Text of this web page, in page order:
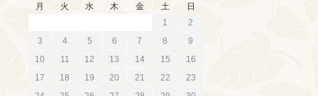
月 火 水 木 金 土
日
1
2
3
4 5 6 7 8
9
10
11 12 13 14 15
16
17
18 19 20 21 22
23